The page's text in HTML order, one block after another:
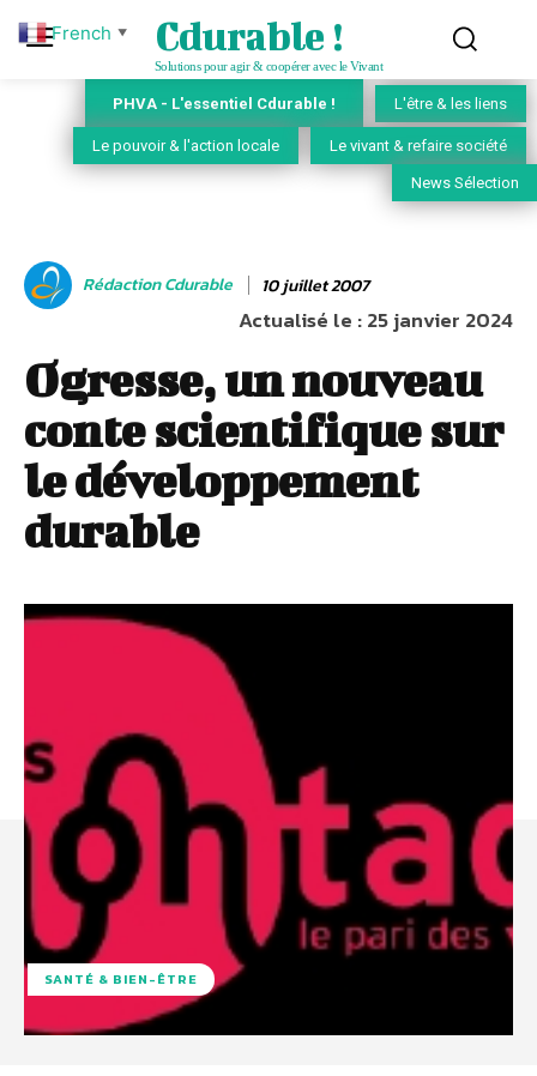
Cdurable !
Solutions pour agir & coopérer avec le Vivant
PHVA - L'essentiel Cdurable ! L'être & les liens
Le pouvoir & l'action locale Le vivant & refaire société
News Sélection
Rédaction Cdurable 10 juillet 2007
Actualisé le :25 janvier 2024
Ogresse, un nouveau
conte scientifique sur
le développement
durable
SANTÉ & BIEN-ÊTRE
French ▼